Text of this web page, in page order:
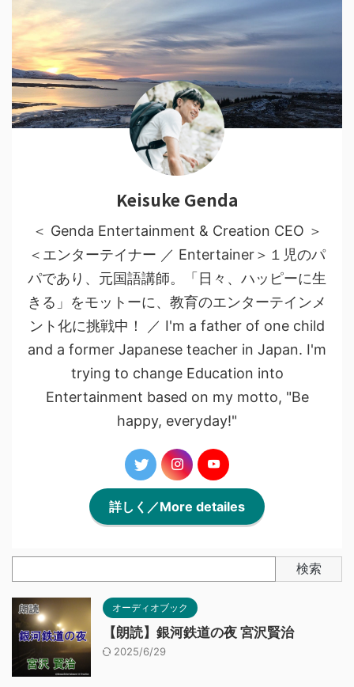
Keisuke Genda
＜ Genda Entertainment & Creation CEO ＞
＜エンターテイナー ／ Entertainer＞１児のパ
パであり、元国語講師。「日々、ハッピーに生
きる」をモットーに、教育のエンターテインメ
ント化に挑戦中！ ／ I'm a father of one child
and a former Japanese teacher in Japan. I'm
trying to change Education into
Entertainment based on my motto, "Be
happy, everyday!"
詳しく／More detailes
検索
オーディオブック
【朗読】銀河鉄道の夜 宮沢賢治
2025/6/29